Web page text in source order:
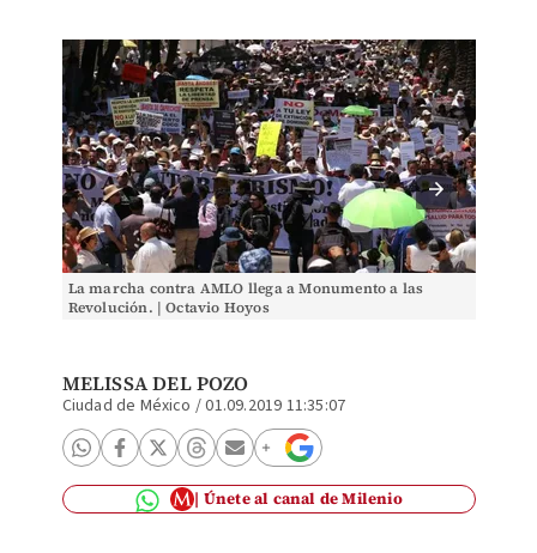
La marcha contra AMLO llega a Monumento a las
Revolución. | Octavio Hoyos
MELISSA DEL POZO
Ciudad de México /01.09.2019 11:35:07
Únete al canal de Milenio